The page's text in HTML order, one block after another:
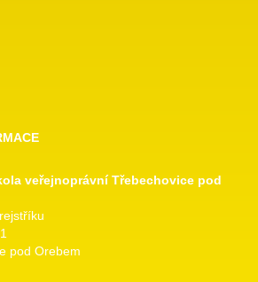
veřejnoprávní Třebechovice pod
pod Orebem